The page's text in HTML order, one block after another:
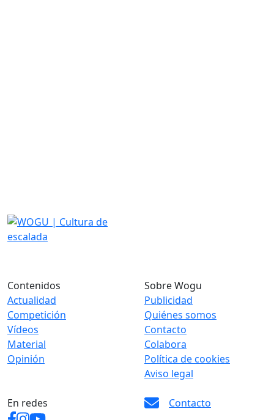
Contenidos
Actualidad
Competición
Vídeos
Material
Opinión
Sobre Wogu
Publicidad
Quiénes somos
Contacto
Colabora
Política de cookies
Aviso legal
En redes Contacto